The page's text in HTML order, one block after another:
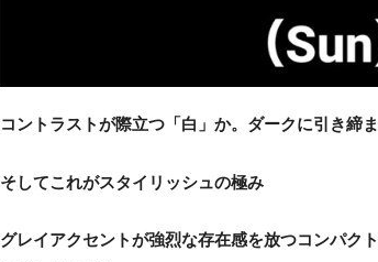
コントラストが際立つ「白」か。ダークに引き締
そしてこれがスタイリッシュの極み
グレイアクセントが強烈な存在感を放つコンパク